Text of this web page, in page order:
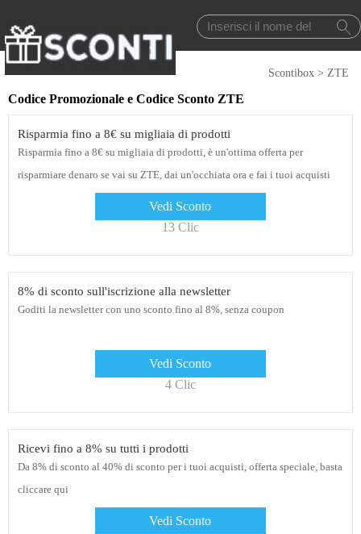
Scontibox > ZTE
Codice Promozionale e Codice Sconto ZTE
Risparmia fino a 8€ su migliaia di prodotti
Risparmia fino a 8€ su migliaia di prodotti, è un'ottima offerta per
risparmiare denaro se vai su ZTE, dai un'occhiata ora e fai i tuoi acquisti
Vedi Sconto
13 Clic
8% di sconto sull'iscrizione alla newsletter
Goditi la newsletter con uno sconto fino al 8%, senza coupon
Vedi Sconto
4 Clic
Ricevi fino a 8% su tutti i prodotti
Da 8% di sconto al 40% di sconto per i tuoi acquisti, offerta speciale, basta
cliccare qui
Vedi Sconto